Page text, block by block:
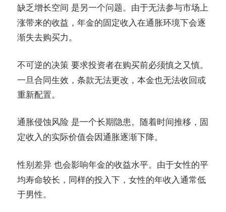
缺乏增长空间 是另一个问题。由于无法参与市场上
涨带来的收益，年金的固定收入在通胀环境下会逐
渐失去购买力。
不可逆的决策 要求投资者在购买前必须慎之又慎。
一旦合同生效，条款无法更改，本金也无法收回或
重新配置。
通胀侵蚀风险 是一个长期隐患。随着时间推移，固
定收入的实际价值会因通胀逐渐下降。
性别差异 也会影响年金的收益水平。由于女性的平
均寿命较长，同样的投入下，女性的年收入通常低
于男性。